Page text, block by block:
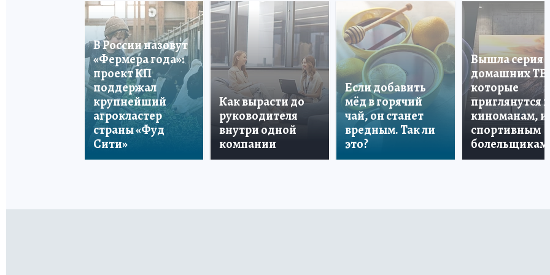
В России назовут
«Фермера года»:
проект КП
поддержал
крупнейший
агрокластер
страны «Фуд
Сити»
Как вырасти до
руководителя
внутри одной
компании
Если добавить
мёд в горячий
чай, он станет
вредным. Так ли
это?
Вышла серия
домашних ТВ,
которые
приглянутся и
киноманам, и
спортивным
болельщикам